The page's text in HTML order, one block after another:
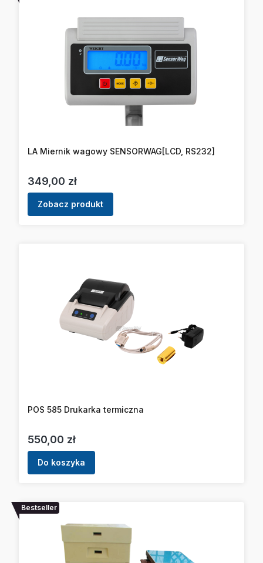
LA Miernik wagowy SENSORWAG[LCD, RS232]
Cena
349,00 zł
Zobacz produkt
POS 585 Drukarka termiczna
Cena
550,00 zł
Do koszyka
Bestseller